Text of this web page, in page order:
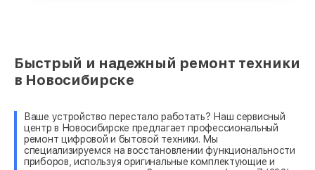
Быстрый и надежный ремонт техники
в Новосибирске
Ваше устройство перестало работать? Наш сервисный
центр в Новосибирске предлагает профессиональный
ремонт цифровой и бытовой техники. Мы
специализируемся на восстановлении функциональности
приборов, используя оригинальные комплектующие и